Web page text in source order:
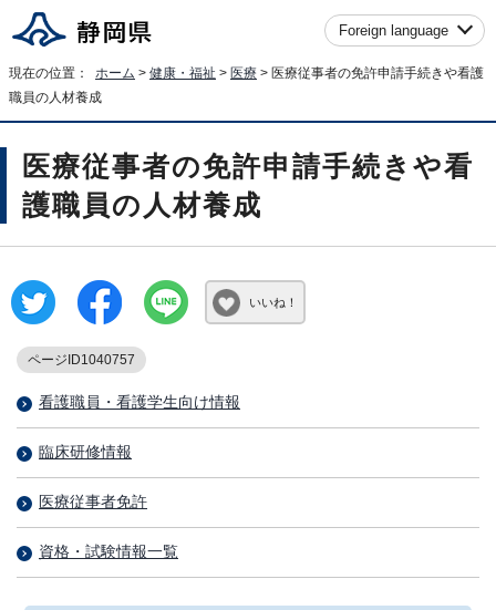
Foreign language
現在の位置： ホーム > 健康・福祉 > 医療 > 医療従事者の免許申請手続きや看護
職員の人材養成
医療従事者の免許申請手続きや看
護職員の人材養成
いいね！
ページID1040757
看護職員・看護学生向け情報
臨床研修情報
医療従事者免許
資格・試験情報一覧